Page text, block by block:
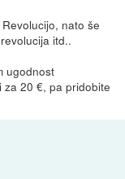
nato še
itd..
ugodnost
za 20 €, pa pridobite